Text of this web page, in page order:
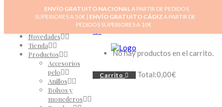
No hay productos en el carrito.
Carrito Total:0,00€
Novedades
Tienda
Productos
Accesorios
pelo
Anillos
Bolsos y
monederos
ENVÍO GRATUITO NACIONALA PARTIR DE PEDIDOS
SUPERIORES A 50€ | ENVÍO GRATUITO CÁDIZA PARTIR DE
PEDIDOS SUPERIORES A 10€